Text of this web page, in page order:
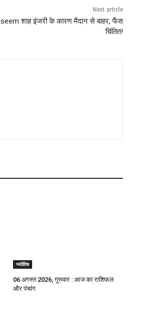
Next article
शाह इंजरी के कारण मैदान से बाहर, फैंस
चिंतित!
ज्योतिष
06 अगस्त 2026, गुरुवार : आज का राशिफल
और पंचांग